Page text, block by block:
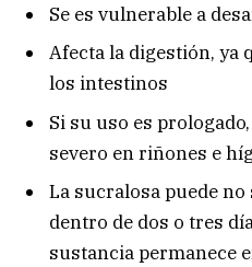
Se es vulnerable a
Afecta la digestión, ya
los intestinos
Si su uso es
severo en riñones e
La sucralosa puede
dentro de dos o tres
sustancia permanece